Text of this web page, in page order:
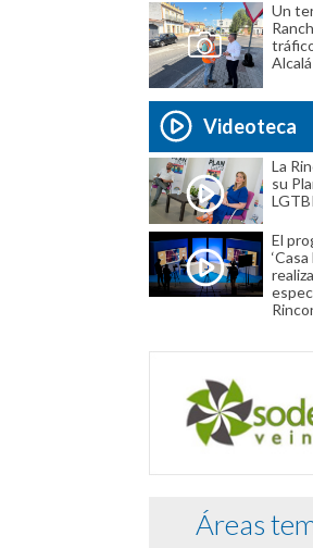
Un
Videoteca
La
su
El
Áreas